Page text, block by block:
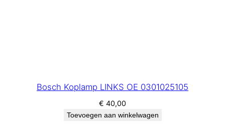
Bosch Koplamp LINKS OE 0301025105
€ 40,00
Toevoegen aan winkelwagen